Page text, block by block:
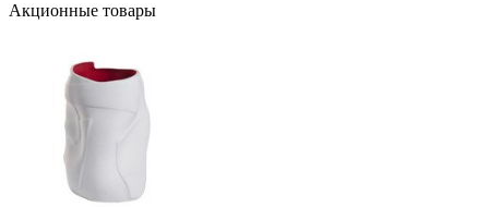
Акционные товары